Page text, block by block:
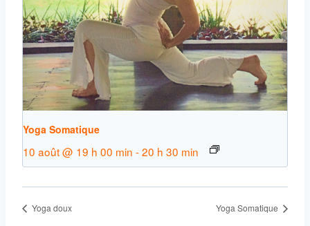
Yoga Somatique
10 août @ 19 h 00 min -20 h 30 min
Yoga doux Yoga Somatique